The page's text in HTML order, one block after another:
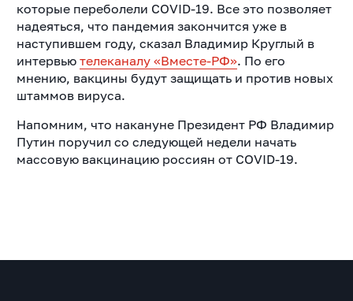
которые переболели COVID-19. Все это позволяет
надеяться, что пандемия закончится уже в
наступившем году, сказал Владимир Круглый в
интервью телеканалу «Вместе-РФ». По его
мнению, вакцины будут защищать и против новых
штаммов вируса.
Напомним, что накануне Президент РФ Владимир
Путин поручил со следующей недели начать
массовую вакцинацию россиян от COVID-19.